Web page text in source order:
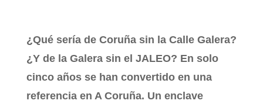
¿Qué sería de Coruña sin la Calle Galera?
¿Y de la Galera sin el JALEO? En solo
cinco años se han convertido en una
referencia en A Coruña. Un enclave